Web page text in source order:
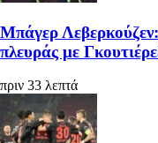
Μπάγερ
πλευράς με
πριν 33 λεπτά